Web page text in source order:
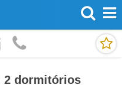
2 dormitórios